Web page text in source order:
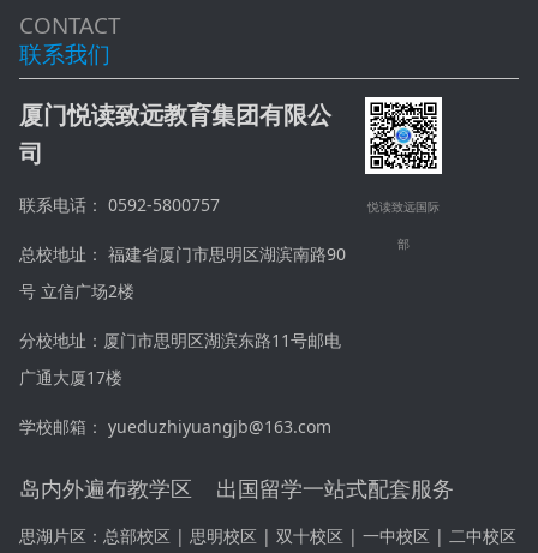
CONTACT
联系我们
厦门悦读致远教育集团有限公
司
联系电话： 0592-5800757
总校地址： 福建省厦门市思明区湖滨南路90
号 立信广场2楼
分校地址：厦门市思明区湖滨东路11号邮电
广通大厦17楼
学校邮箱： yueduzhiyuangjb@163.com
悦读致远国际
部
岛内外遍布教学区 出国留学一站式配套服务
思湖片区： 总部校区 | 思明校区 | 双十校区 | 一中校区 | 二中校区